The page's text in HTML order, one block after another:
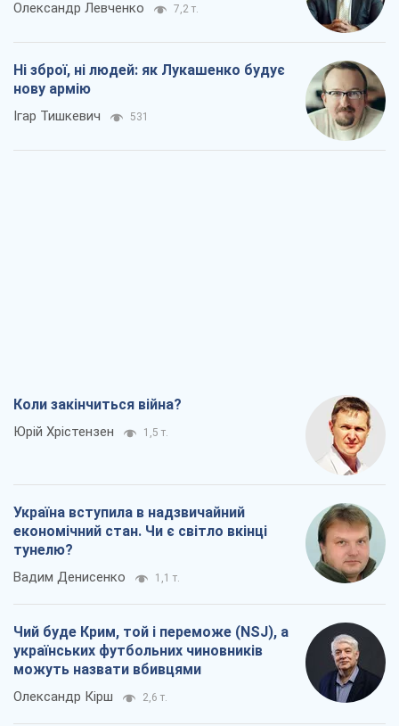
Олександр Левченко 7,2 т.
Ні зброї, ні людей: як Лукашенко будує
нову армію
Ігар Тишкевич 531
Коли закінчиться війна?
Юрій Хрістензен 1,5 т.
Україна вступила в надзвичайний
економічний стан. Чи є світло вкінці
тунелю?
Вадим Денисенко 1,1 т.
Чий буде Крим, той і переможе (NSJ), а
українських футбольних чиновників
можуть назвати вбивцями
Олександр Кірш 2,6 т.